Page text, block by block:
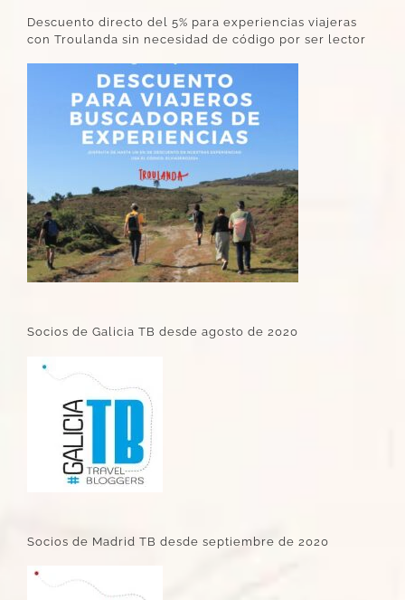
Descuento directo del 5% para experiencias viajeras
con Troulanda sin necesidad de código por ser lector
Socios de Galicia TB desde agosto de 2020
Socios de Madrid TB desde septiembre de 2020